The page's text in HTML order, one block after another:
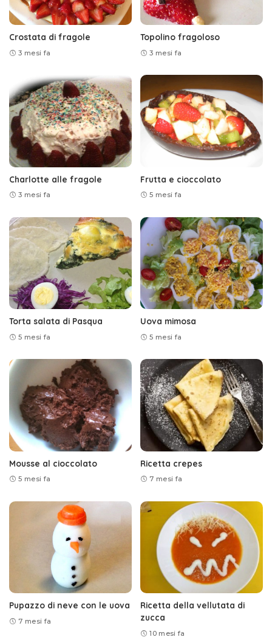
Crostata di fragole
3 mesi fa
Topolino fragoloso
3 mesi fa
Charlotte alle fragole
3 mesi fa
Frutta e cioccolato
5 mesi fa
Torta salata di Pasqua
5 mesi fa
Uova mimosa
5 mesi fa
Mousse al cioccolato
5 mesi fa
Ricetta crepes
7 mesi fa
Pupazzo di neve con le uova
7 mesi fa
Ricetta della vellutata di
zucca
10 mesi fa